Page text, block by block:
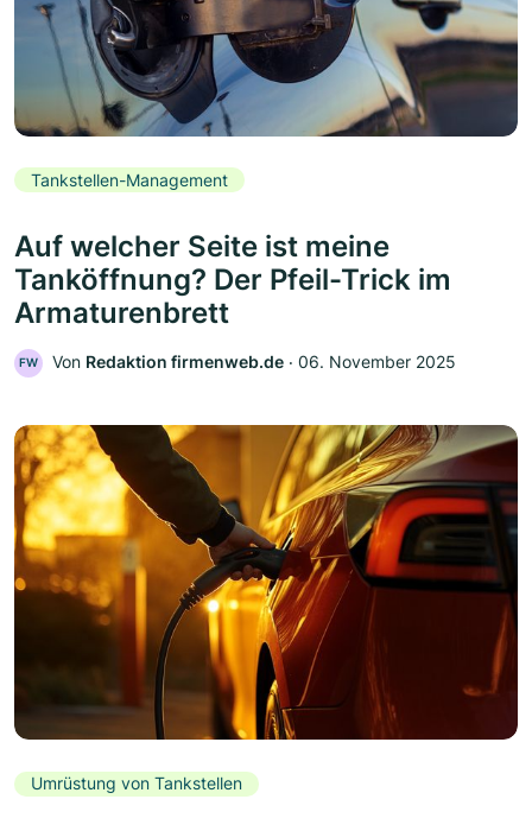
Tankstellen-Management
Auf welcher Seite ist meine
Tanköffnung? Der Pfeil-Trick im
Armaturenbrett
FW Von Redaktion firmenweb.de ‧ 06. November 2025
Umrüstung von Tankstellen